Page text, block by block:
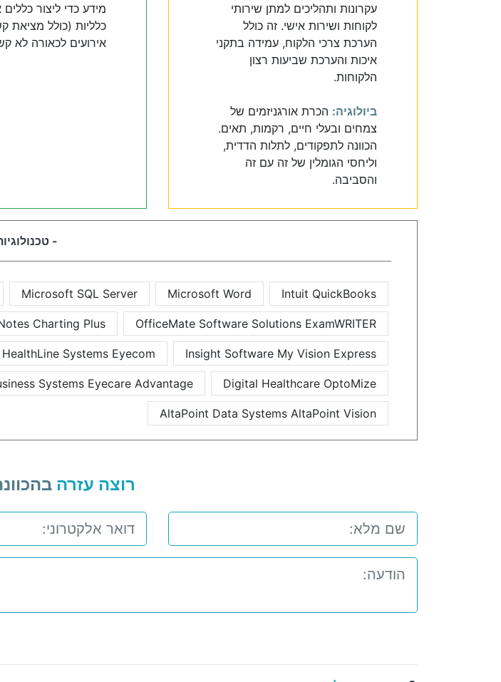
עקרונות ותהליכים למתן שירותי
לקוחות ושירות אישי. זה כולל
הערכת צרכי הלקוח, עמידה בתקני
איכות והערכת שביעות רצון
הלקוחות.
ביולוגיה: הכרת אורגניזמים של
צמחים ובעלי חיים, רקמות, תאים.
הכוונה לתפקודים, לתלות הדדית,
וליחסי הגומלין של זה עם זה
והסביבה.
מידע כדי ליצור
כלליות (כולל מציאת
אירועים לכאורה לא
-
Intuit QuickBooks
Microsoft Word
Microsoft SQL Server
OfficeMate Software Solutions ExamWRITER
Charting Plus
Insight Software My Vision Express
HealthLine Systems Eyecom
Digital Healthcare OptoMize
Systems Eyecare Advantage
AltaPoint Data Systems AltaPoint Vision
רוצה עזרה